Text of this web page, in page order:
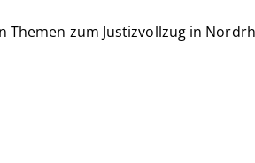
zum Justizvollzug in